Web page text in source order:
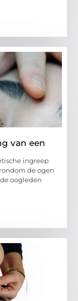
van een
ingreep
de ogen
oogleden